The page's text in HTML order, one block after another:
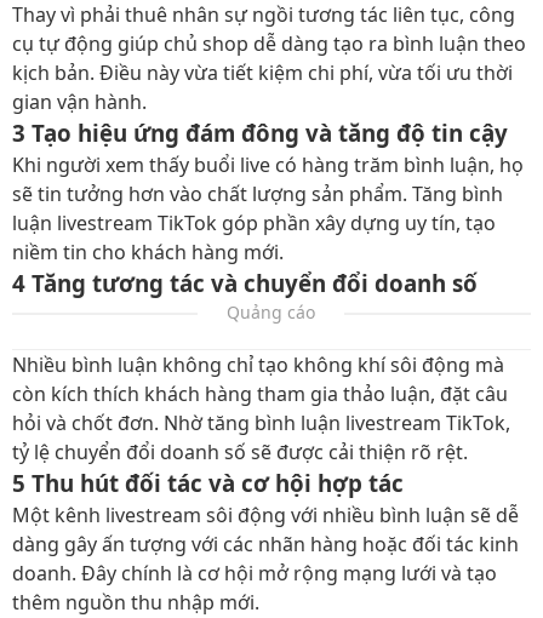
Thay vì phải thuê nhân sự ngồi tương tác liên tục, công
cụ tự động giúp chủ shop dễ dàng tạo ra bình luận theo
kịch bản. Điều này vừa tiết kiệm chi phí, vừa tối ưu thời
gian vận hành.
3 Tạo hiệu ứng đám đông và tăng độ tin cậy
Khi người xem thấy buổi live có hàng trăm bình luận, họ
sẽ tin tưởng hơn vào chất lượng sản phẩm. Tăng bình
luận livestream TikTok góp phần xây dựng uy tín, tạo
niềm tin cho khách hàng mới.
4 Tăng tương tác và chuyển đổi doanh số
Quảng cáo
Nhiều bình luận không chỉ tạo không khí sôi động mà
còn kích thích khách hàng tham gia thảo luận, đặt câu
hỏi và chốt đơn. Nhờ tăng bình luận livestream TikTok,
tỷ lệ chuyển đổi doanh số sẽ được cải thiện rõ rệt.
5 Thu hút đối tác và cơ hội hợp tác
Một kênh livestream sôi động với nhiều bình luận sẽ dễ
dàng gây ấn tượng với các nhãn hàng hoặc đối tác kinh
doanh. Đây chính là cơ hội mở rộng mạng lưới và tạo
thêm nguồn thu nhập mới.